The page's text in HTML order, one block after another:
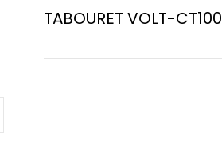
TABOURET VOLT-CT100